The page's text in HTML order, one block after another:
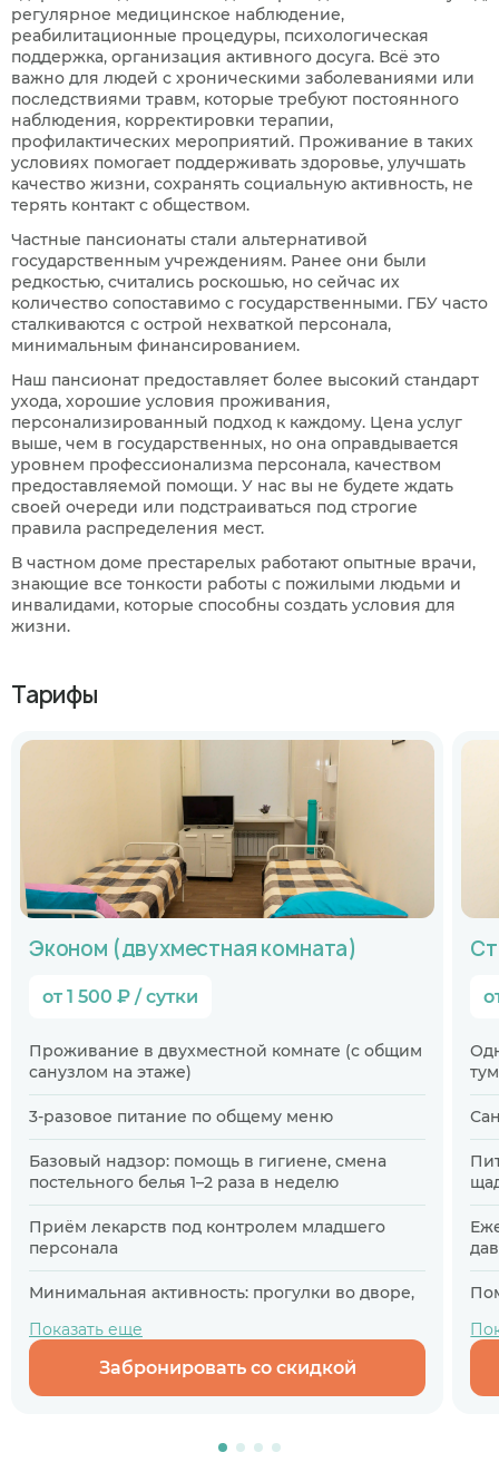
регулярное медицинское наблюдение,
реабилитационные процедуры, психологическая
поддержка, организация активного досуга. Всё это
важно для людей с хроническими заболеваниями или
последствиями травм, которые требуют постоянного
наблюдения, корректировки терапии,
профилактических мероприятий. Проживание в таких
условиях помогает поддерживать здоровье, улучшать
качество жизни, сохранять социальную активность, не
терять контакт с обществом.
Частные пансионаты стали альтернативой
государственным учреждениям. Ранее они были
редкостью, считались роскошью, но сейчас их
количество сопоставимо с государственными. ГБУ часто
сталкиваются с острой нехваткой персонала,
минимальным финансированием.
Наш пансионат предоставляет более высокий стандарт
ухода, хорошие условия проживания,
персонализированный подход к каждому. Цена услуг
выше, чем в государственных, но она оправдывается
уровнем профессионализма персонала, качеством
предоставляемой помощи. У нас вы не будете ждать
своей очереди или подстраиваться под строгие
правила распределения мест.
В частном доме престарелых работают опытные врачи,
знающие все тонкости работы с пожилыми людьми и
инвалидами, которые способны создать условия для
жизни.
Тарифы
Эконом (двухместная комната)
от 1 500 ₽ / сутки
Проживание в двухместной комнате (с общим
санузлом на этаже)
3-разовое питание по общему меню
Базовый надзор: помощь в гигиене, смена
постельного белья 1–2 раза в неделю
Приём лекарств под контролем младшего
персонала
Минимальная активность: прогулки во дворе,
Вызов врача — только по острой
необходимости
Показать еще
Забронировать со скидкой